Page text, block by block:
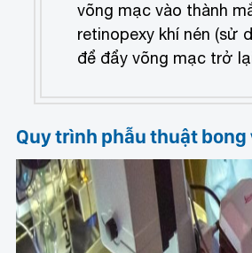
võng mạc vào thành
retinopexy khí nén (sử
để đẩy võng mạc trở
Quy trình phẫu thuật bong